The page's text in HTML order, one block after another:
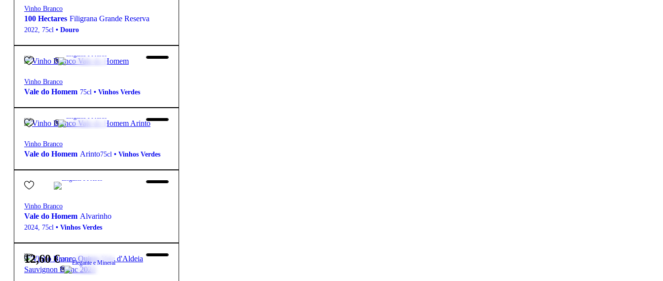
Vinho Branco
100 Hectares Filigrana Grande Reserva
2022, 75cl • Douro
5,60€ Elegante e Fresco
Vinho Branco
Vale do Homem 75cl • Vinhos Verdes
6,30€ Elegante e Fresco
Vinho Branco
Vale do Homem Arinto75cl • Vinhos Verdes
9,80€ Elegante e Fresco
Vinho Branco
Vale do Homem Alvarinho
2024, 75cl • Vinhos Verdes
12,60€12.0ºElegante e Mineral